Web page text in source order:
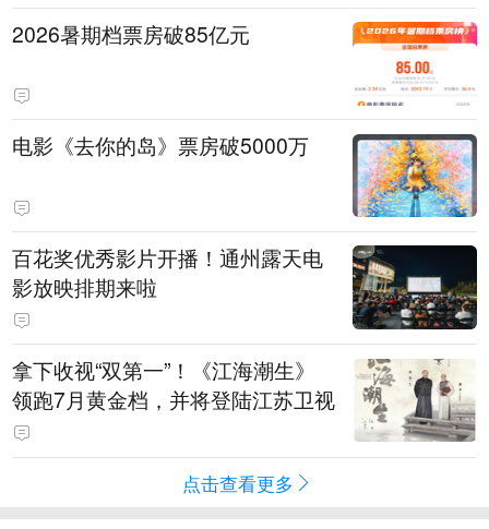
2026暑期档票房破85亿元
电影《去你的岛》票房破5000万
百花奖优秀影片开播！通州露天电
影放映排期来啦
拿下收视“双第一”！《江海潮生》
领跑7月黄金档，并将登陆江苏卫视
点击查看更多